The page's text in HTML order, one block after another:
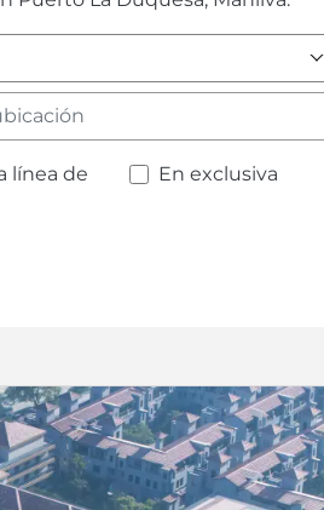
línea de
En exclusiva